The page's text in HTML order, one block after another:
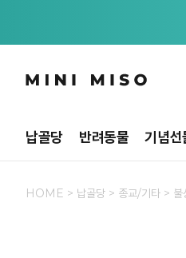
납골당 반려동물 기념선
HOME > 납골당 > 종교/기타 > 불